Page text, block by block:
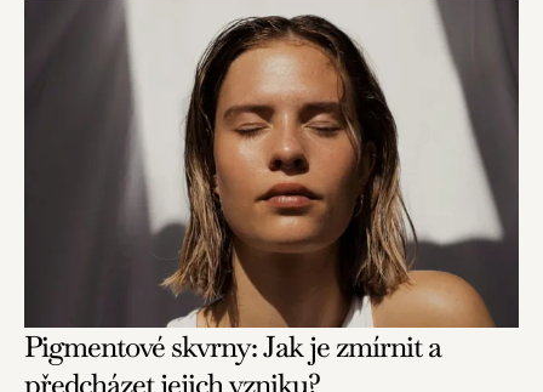
Pigmentové skvrny: Jak je zmírnit a
předcházet jejich vzniku?